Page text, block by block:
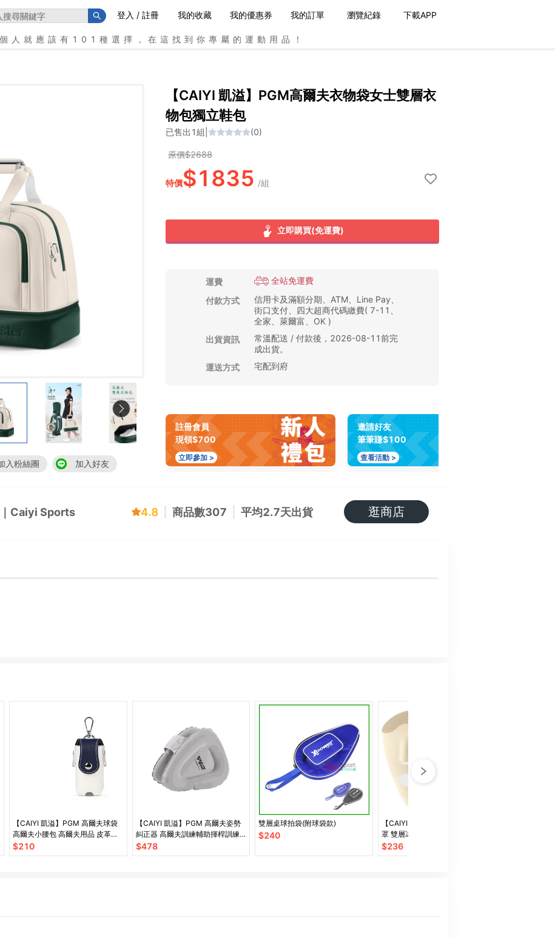
登入 / 註冊 我的收藏 我的優惠券 我的訂單 瀏覽紀錄 下載APP
人就應該有101種選擇，在這找到你專屬的運動用品！
入粉絲團 加入好友
【CAIYI 凱溢】PGM高爾夫衣物袋女士雙層衣
物包獨立鞋包
已售出 1組 (0)
原價$2688
特價$1835 /組
立即購買(免運費)
運費
全站免運費
付款方式
信用卡及滿額分期、ATM、Line Pay、
街口支付、四大超商代碼繳費( 7-11、
全家、萊爾富、OK )
出貨資訊
常溫配送 / 付款後，2026-08-11前完
成出貨。
運送方式
宅配到府
註冊會員
現領$700
立即參加 >
邀請好友
筆筆賺$100
查看活動 >
Caiyi Sports 4.8 商品數307 平均2.7天出貨 逛商店
【CAIYI 凱溢】PGM 高爾夫球袋
高爾夫小腰包 高爾夫用品 皮革高
爾夫球包
$210
【CAIYI 凱溢】PGM 高爾夫姿勢
糾正器 高爾夫訓練輔助揮桿訓練
器 高爾夫球臂矯正器
$478
雙層桌球拍袋(附球袋款)
$240
【CAIYI 凱溢】PGM高爾夫防曬面
罩 雙層冰絲面膜 保濕防紫外線
UPF50+可水洗臉罩
$236